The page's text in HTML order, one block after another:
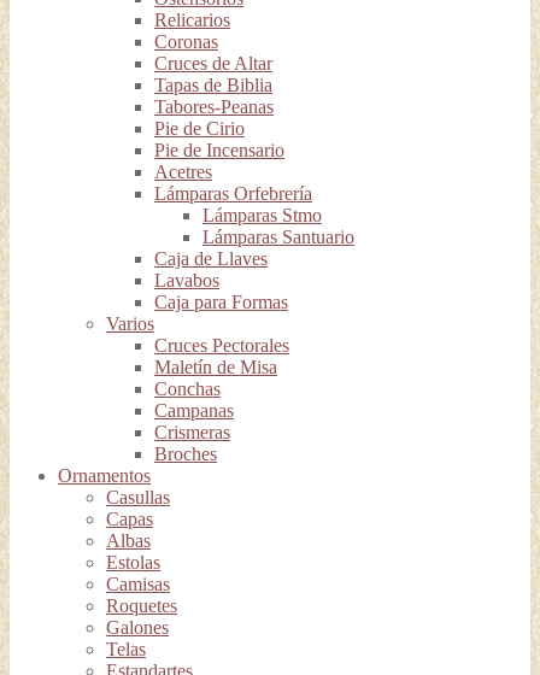
Relicarios
Coronas
Cruces de Altar
Tapas de Biblia
Tabores-Peanas
Pie de Cirio
Pie de Incensario
Acetres
Lámparas Orfebrería
Lámparas Stmo
Lámparas Santuario
Caja de Llaves
Lavabos
Caja para Formas
Varios
Cruces Pectorales
Maletín de Misa
Conchas
Campanas
Crismeras
Broches
Ornamentos
Casullas
Capas
Albas
Estolas
Camisas
Roquetes
Galones
Telas
Estandartes